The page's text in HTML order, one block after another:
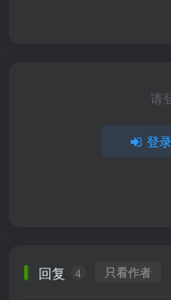
请
登录
回复 4 只看作者